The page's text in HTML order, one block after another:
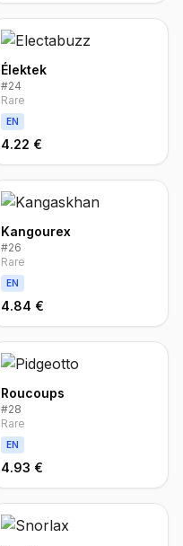
Élektek
#24
Rare
EN
4.22 €
Kangourex
#26
Rare
EN
4.84 €
Roucoups
#28
Rare
EN
4.93 €